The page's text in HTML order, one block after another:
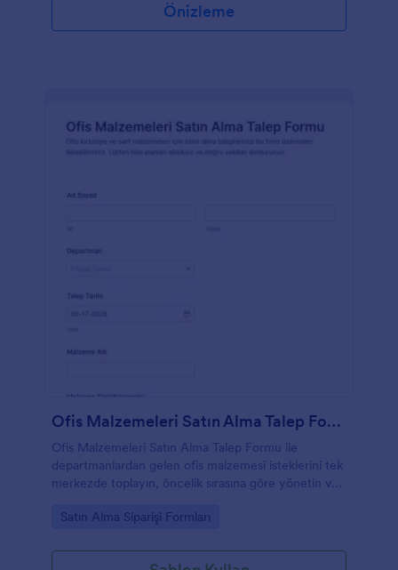
Önizleme
Ofis Malzemeleri Satın Alma Talep Formu
Ofis Malzemeleri Satın Alma Talep Formu ile
departmanlardan gelen ofis malzemesi isteklerini tek
merkezde toplayın, öncelik sırasına göre yönetin ve
Go to Category:
Satın Alma Siparişi Formları